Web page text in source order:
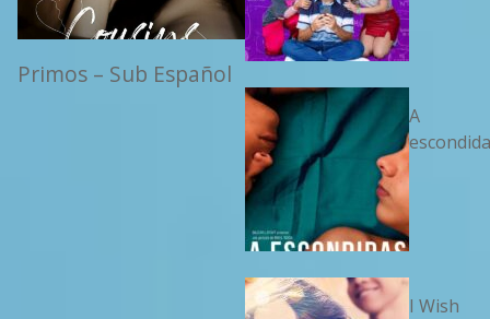
Primos – Sub Español
A
I Wish